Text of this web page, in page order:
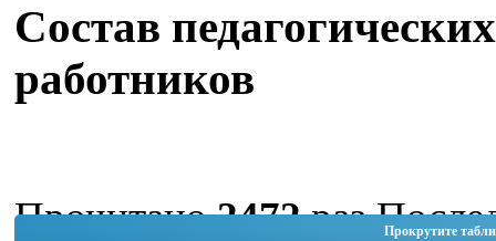
Состав педагогических
работников
Прокрутите
Прочитано2472раз